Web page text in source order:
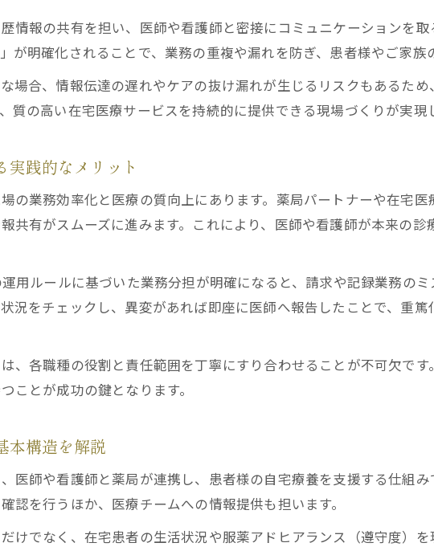
在宅医療で実現する業務分担の最新動向
薬局パートナーと薬剤師の連携が現場を変える
在宅医療パートナー制度で広がる業務効率化の可能性
現場目線でみる在宅医療コーディネーターの強み
薬局パートナーと在宅医療の連携ポイント解説
薬局パートナー制度が在宅医療に与える影響
在宅医療現場での薬局パートナーの具体的役割
在宅医療と薬局パートナーのコミュニケーション術
薬局パートナー制度導入による現場業務の変化
在宅医療の30日ルールが現場運用に与える影響
30日ルールと在宅医療パートナー制度の関係性
在宅医療コーディネーター視点で見る30日ルール
在宅医療の質向上に役立つ30日ルール活用術
現場運用視点で見る在宅医療パートナーの課題と展望
在宅医療パートナー現場運用で直面する課題
情報の共有を担い、医師や看護師と密接にコミュニケーションを
が明確化されることで、業務の重複や漏れを防ぎ、患者様やご家族
場合、情報伝達の遅れやケアの抜け漏れが生じるリスクもあるた
質の高い在宅医療サービスを持続的に提供できる現場づくりが実現
践的なメリット
の業務効率化と医療の質向上にあります。薬局パートナーや在宅
共有がスムーズに進みます。これにより、医師や看護師が本来の
用ルールに基づいた業務分担が明確になると、請求や記録業務の
況をチェックし、異変があれば即座に医師へ報告したことで、重
、各職種の役割と責任範囲を丁寧にすり合わせることが不可欠で
ことが成功の鍵となります。
本構造を解説
医師や看護師と薬局が連携し、患者様の自宅療養を支援する仕組
認を行うほか、医療チームへの情報提供も担います。
けでなく、在宅患者の生活状況や服薬アドヒアランス（遵守度）